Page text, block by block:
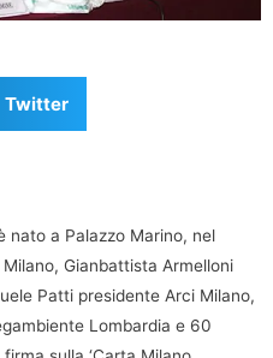
Twitter
nato a Palazzo Marino, nel
Gianbattista Armelloni
Patti presidente Arci Milano,
Lombardia e 60